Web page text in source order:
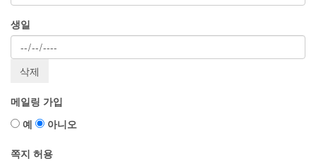
생일
메일링 가입
예
아니오
쪽지 허용